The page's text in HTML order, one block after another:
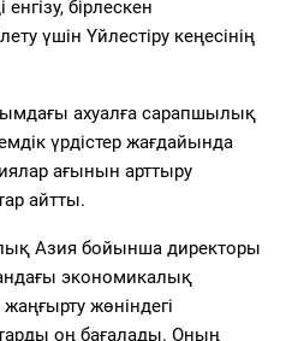
бірлескен
үшін Үйлестіру кеңесінің
ахуалға сарапшылық
үрдістер жағдайында
ағынын арттыру
айтты.
Азия бойынша директоры
экономикалық
жөніндегі
оң бағалады. Оның